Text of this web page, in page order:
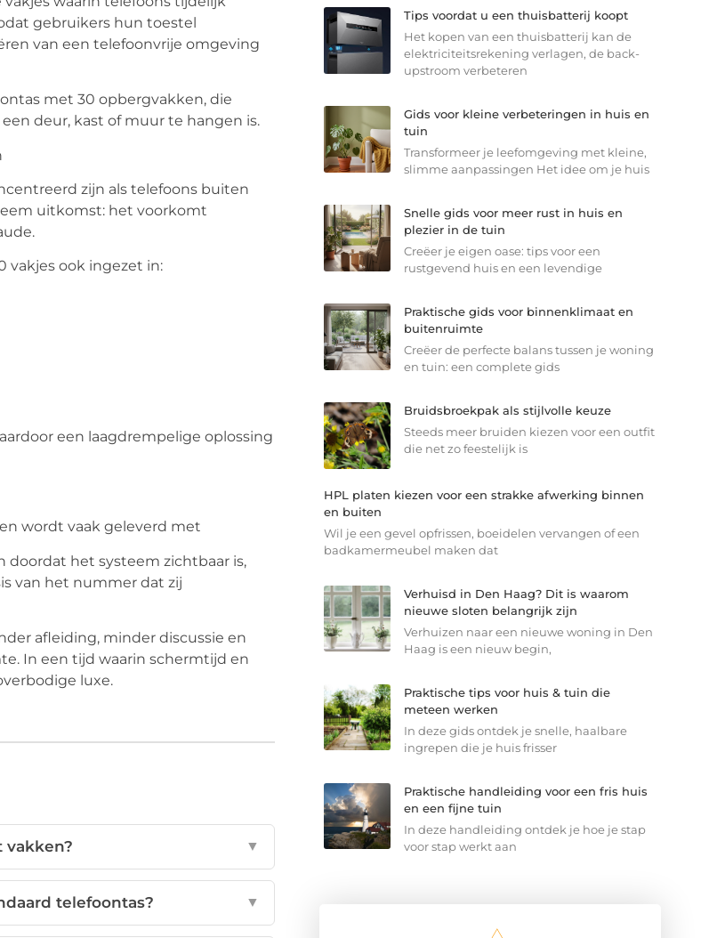
gebruikers hun toestel
van een telefoonvrije omgeving
met 30 opbergvakken, die
deur, kast of muur te hangen is.
zijn als telefoons buiten
uitkomst: het voorkomt
vakjes ook ingezet in:
een laagdrempelige oplossing
wordt vaak geleverd met
doordat het systeem zichtbaar is,
van het nummer dat zij
afleiding, minder discussie en
In een tijd waarin schermtijd en
luxe.
vakken? ▼
telefoontas? ▼
Tips voordat u een thuisbatterij koopt
Het kopen van een thuisbatterij kan de
elektriciteitsrekening verlagen, de back-
upstroom verbeteren
Gids voor kleine verbeteringen in huis en
tuin
Transformeer je leefomgeving met kleine,
slimme aanpassingen Het idee om je huis
Snelle gids voor meer rust in huis en
plezier in de tuin
Creëer je eigen oase: tips voor een
rustgevend huis en een levendige
Praktische gids voor binnenklimaat en
buitenruimte
Creëer de perfecte balans tussen je woning
en tuin: een complete gids
Bruidsbroekpak als stijlvolle keuze
Steeds meer bruiden kiezen voor een outfit
die net zo feestelijk is
HPL platen kiezen voor een strakke afwerking binnen
en buiten
Wil je een gevel opfrissen, boeidelen vervangen of een
badkamermeubel maken dat
Verhuisd in Den Haag? Dit is waarom
nieuwe sloten belangrijk zijn
Verhuizen naar een nieuwe woning in Den
Haag is een nieuw begin,
Praktische tips voor huis & tuin die
meteen werken
In deze gids ontdek je snelle, haalbare
ingrepen die je huis frisser
Praktische handleiding voor een fris huis
en een fijne tuin
In deze handleiding ontdek je hoe je stap
voor stap werkt aan